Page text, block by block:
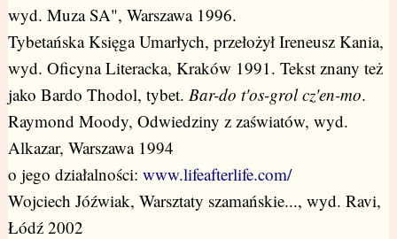
wyd. Muza SA", Warszawa 1996.
Tybetańska Księga Umarłych, przełożył Ireneusz Kania,
wyd. Oficyna Literacka, Kraków 1991. Tekst znany też
jako Bardo Thodol, tybet. Bar-do t'os-grol cz'en-mo.
Raymond Moody, Odwiedziny z zaświatów, wyd.
Alkazar, Warszawa 1994
o jego działalności: www.lifeafterlife.com/
Wojciech Jóźwiak, Warsztaty szamańskie..., wyd. Ravi,
Łódź 2002